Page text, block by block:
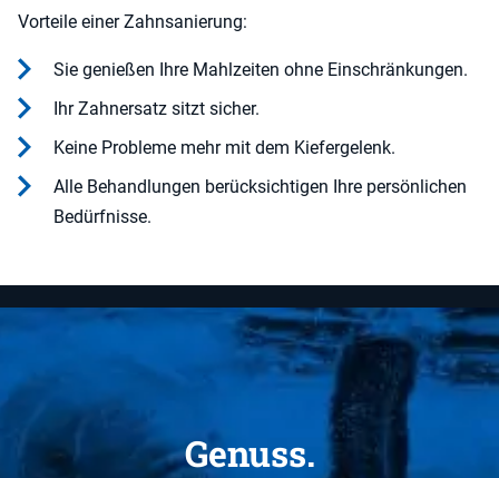
Vorteile einer Zahnsanierung:
Sie genießen Ihre Mahlzeiten ohne Einschränkungen.
Ihr Zahnersatz sitzt sicher.
Keine Probleme mehr mit dem Kiefergelenk.
Alle Behandlungen berücksichtigen Ihre persönlichen
Bedürfnisse.
Genuss.